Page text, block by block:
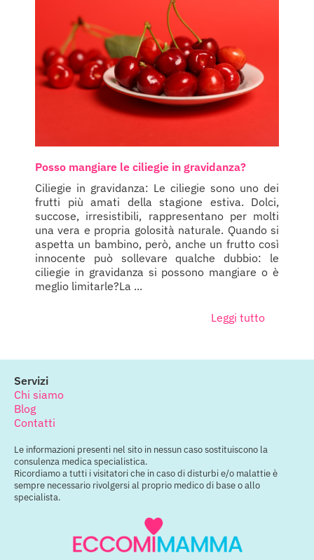
Posso mangiare le ciliegie in gravidanza?
Ciliegie in gravidanza: Le ciliegie sono uno dei
frutti più amati della stagione estiva. Dolci,
succose, irresistibili, rappresentano per molti
una vera e propria golosità naturale. Quando si
aspetta un bambino, però, anche un frutto così
innocente può sollevare qualche dubbio: le
ciliegie in gravidanza si possono mangiare o è
meglio limitarle?La ...
Leggi tutto
Servizi
Chi siamo
Blog
Contatti
Le informazioni presenti nel sito in nessun caso sostituiscono la
consulenza medica specialistica.
Ricordiamo a tutti i visitatori che in caso di disturbi e/o malattie è
sempre necessario rivolgersi al proprio medico di base o allo
specialista.